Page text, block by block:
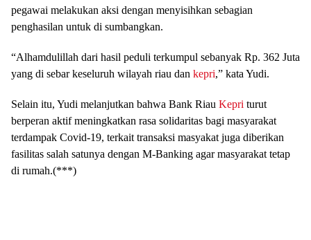
pegawai melakukan aksi dengan menyisihkan sebagian
penghasilan untuk di sumbangkan.
“Alhamdulillah dari hasil peduli terkumpul sebanyak Rp. 362 Juta
yang di sebar keseluruh wilayah riau dan kepri,” kata Yudi.
Selain itu, Yudi melanjutkan bahwa Bank Riau Kepri turut
berperan aktif meningkatkan rasa solidaritas bagi masyarakat
terdampak Covid-19, terkait transaksi masyakat juga diberikan
fasilitas salah satunya dengan M-Banking agar masyarakat tetap
di rumah.(***)